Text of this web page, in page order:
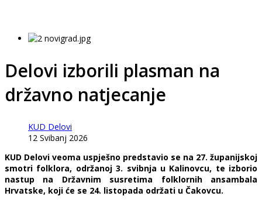
Delovi izborili plasman na
državno natjecanje
KUD Delovi
12 Svibanj 2026
KUD Delovi veoma uspješno predstavio se na 27. županijskoj
smotri folklora, održanoj 3. svibnja u Kalinovcu, te izborio
nastup na Državnim susretima folklornih ansambala
Hrvatske, koji će se 24. listopada održati u Čakovcu.